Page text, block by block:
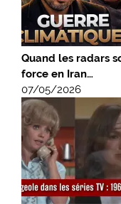
Quand les radars
force en Iran…
07/05/2026